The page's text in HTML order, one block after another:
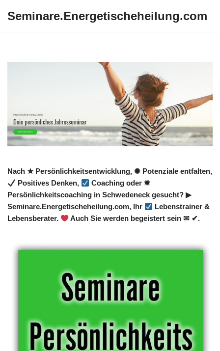
Seminare.Energetischeheilung.com
Nach ★ Persönlichkeitsentwicklung, ✺ Potenziale entfalten,
Positives Denken,
Coaching oder ✹
Persönlichkeitscoaching in Schwedeneck gesucht? ▶︎
Seminare.Energetischeheilung.com, Ihr
Lebenstrainer &
Lebensberater.
Auch Sie werden begeistert sein ✉ ✔.